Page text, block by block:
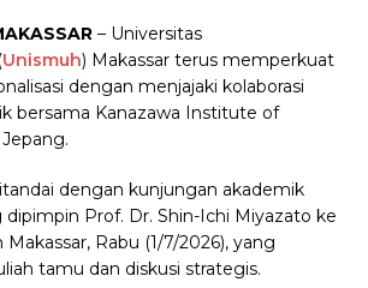
– Universitas
Unismuh) Makassar terus memperkuat
dengan menjajaki kolaborasi
bersama Kanazawa Institute of
dengan kunjungan akademik
dipimpin Prof. Dr. Shin-Ichi Miyazato ke
Rabu (1/7/2026), yang
tamu dan diskusi strategis.